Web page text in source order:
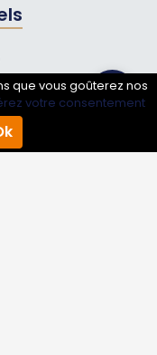
que vous goûterez nos
votre consentement